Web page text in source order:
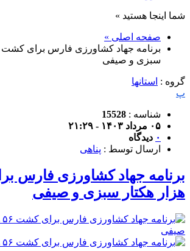
شما اینجا هستید »
صفحه اصلی »
سبزی و صیفی
گروه : استانها
پ
شناسه : 15528
۰۵ مرداد ۱۴۰۳ - ۲۱:۲۹
۰ دیدگاه
ارسال توسط : پناهی
هزار هکتار سبزی و صیفی